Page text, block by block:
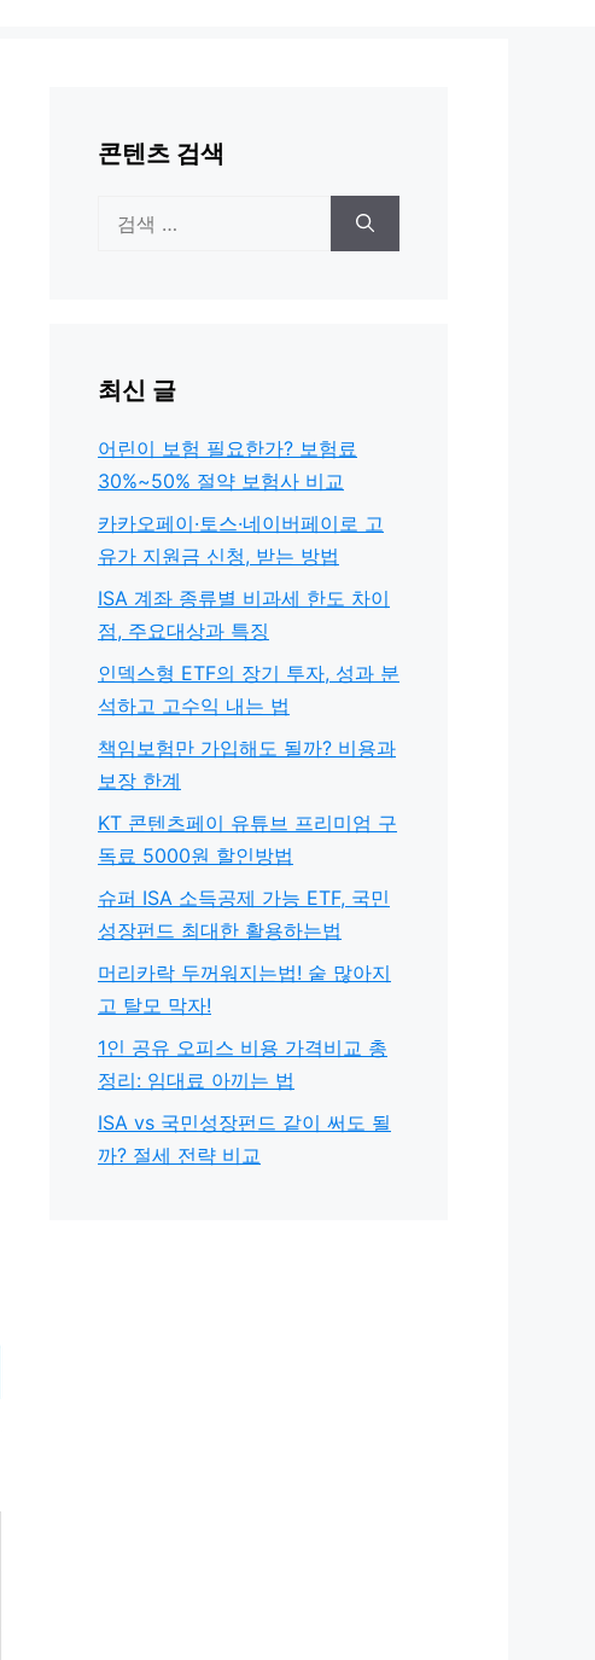
콘텐츠 검색
최신 글
어린이 보험 필요한가? 보험료
30%~50% 절약 보험사 비교
카카오페이·토스·네이버페이로 고
유가 지원금 신청, 받는 방법
ISA 계좌 종류별 비과세 한도 차이
점, 주요대상과 특징
인덱스형 ETF의 장기 투자, 성과 분
석하고 고수익 내는 법
책임보험만 가입해도 될까? 비용과
보장 한계
KT 콘텐츠페이 유튜브 프리미엄 구
독료 5000원 할인방법
슈퍼 ISA 소득공제 가능 ETF, 국민
성장펀드 최대한 활용하는법
머리카락 두꺼워지는법! 숱 많아지
고 탈모 막자!
1인 공유 오피스 비용 가격비교 총
정리: 임대료 아끼는 법
ISA vs 국민성장펀드 같이 써도 될
까? 절세 전략 비교